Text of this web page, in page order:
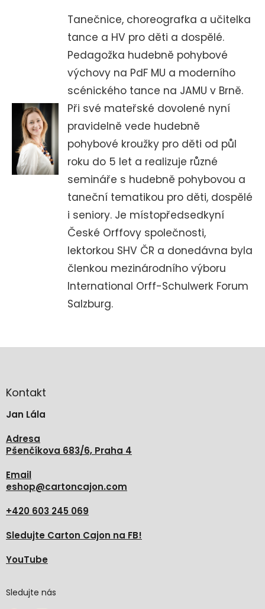
Tanečnice, choreografka a učitelka
tance a HV pro děti a dospělé.
Pedagožka hudebně pohybové
výchovy na PdF MU a moderního
scénického tance na JAMU v Brně.
Při své mateřské dovolené nyní
pravidelně vede hudebně
pohybové kroužky pro děti od půl
roku do 5 let a realizuje různé
semináře s hudebně pohybovou a
taneční tematikou pro děti, dospělé
i seniory. Je místopředsedkyní
České Orffovy společnosti,
lektorkou SHV ČR a donedávna byla
členkou mezinárodního výboru
International Orff-Schulwerk Forum
Salzburg.
aKontakt
Jan Lála
Adresa
Pšenčíkova 683/6, Praha 4
Email
eshop@cartoncajon.com
+420 603 245 069
Sledujte Carton Cajon na FB!
YouTube
Sledujte nás